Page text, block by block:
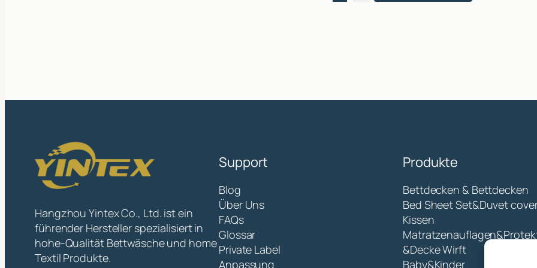
Hangzhou Yintex Co., Ltd. ist ein
führender Hersteller spezialisiert in
hohe-Qualität Bettwäsche und home
Textil Produkte.
Support
Blog
Über Uns
FAQs
Glossar
Private Label
Anpassung
Produkte
Bettdecken & Bettdecken
Bed Sheet Set&Duvet
Kissen
&Decke Wirft
Baby&Kinder